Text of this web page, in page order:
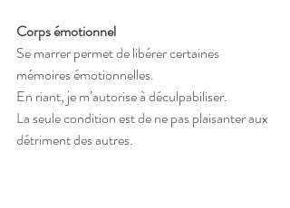
Corps émotionnel
Se marrer permet de libérer certaines
mémoires émotionnelles.
En riant, je m’autorise à déculpabiliser.
La seule condition est de ne pas plaisanter aux
détriment des autres.